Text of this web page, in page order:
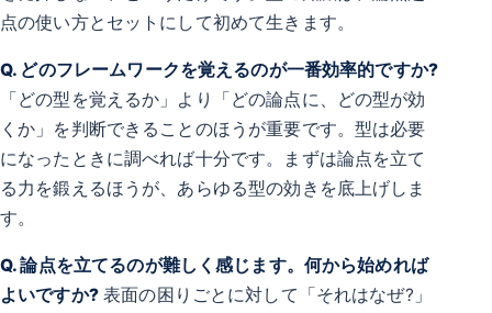
点の使い方とセットにして初めて生きます。
Q. どのフレームワークを覚えるのが一番効率的ですか?
「どの型を覚えるか」より「どの論点に、どの型が効
くか」を判断できることのほうが重要です。型は必要
になったときに調べれば十分です。まずは論点を立て
る力を鍛えるほうが、あらゆる型の効きを底上げしま
す。
Q. 論点を立てるのが難しく感じます。何から始めれば
よいですか?表面の困りごとに対して「それはなぜ?」